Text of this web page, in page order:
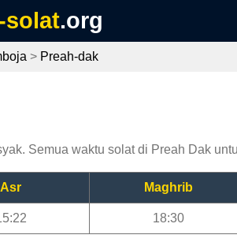
solat.org
> Preah-dak
Semua waktu solat di Preah Dak
Asr Maghrib
18:30